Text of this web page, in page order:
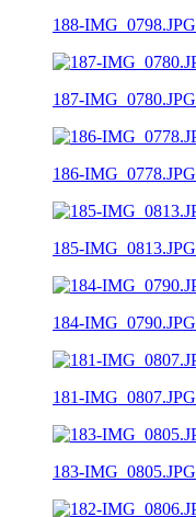
188-IMG_0798.JPG
187-IMG_0780.JPG
186-IMG_0778.JPG
185-IMG_0813.JPG
184-IMG_0790.JPG
181-IMG_0807.JPG
183-IMG_0805.JPG